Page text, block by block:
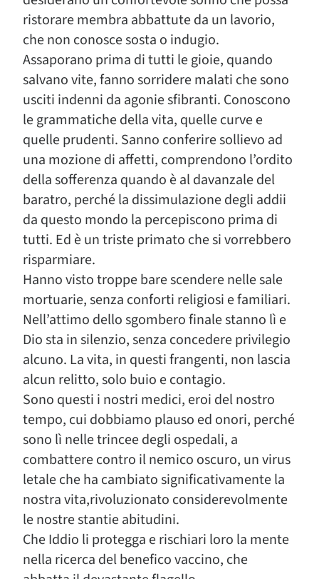
ristorare membra abbattute da un lavorio,
che non conosce sosta o indugio.
Assaporano prima di tutti le gioie, quando
salvano vite, fanno sorridere malati che sono
usciti indenni da agonie sfibranti. Conoscono
le grammatiche della vita, quelle curve e
quelle prudenti. Sanno conferire sollievo ad
una mozione di affetti, comprendono l’ordito
della sofferenza quando è al davanzale del
baratro, perché la dissimulazione degli addii
da questo mondo la percepiscono prima di
tutti. Ed è un triste primato che si vorrebbero
risparmiare.
Hanno visto troppe bare scendere nelle sale
mortuarie, senza conforti religiosi e familiari.
Nell’attimo dello sgombero finale stanno lì e
Dio sta in silenzio, senza concedere privilegio
alcuno. La vita, in questi frangenti, non lascia
alcun relitto, solo buio e contagio.
Sono questi i nostri medici, eroi del nostro
tempo, cui dobbiamo plauso ed onori, perché
sono lì nelle trincee degli ospedali, a
combattere contro il nemico oscuro, un virus
letale che ha cambiato significativamente la
nostra vita,rivoluzionato considerevolmente
le nostre stantie abitudini.
Che Iddio li protegga e rischiari loro la mente
nella ricerca del benefico vaccino, che